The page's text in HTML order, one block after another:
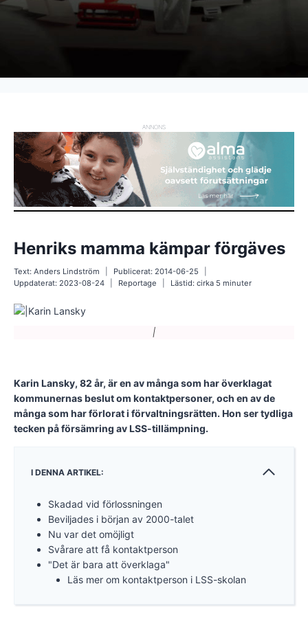
ANNONS
Henriks mamma kämpar förgäves
Text: Anders Lindström Publicerat: 2014-06-25
Uppdaterat: 2023-08-24 Reportage Lästid: cirka 5minuter
|
Karin Lansky, 82 år, är en av många som har överklagat
kommunernas beslut om kontaktpersoner, och en av de
många som har förlorat i förvaltningsrätten. Hon ser tydliga
tecken på försämring av LSS-tillämpning.
I DENNA ARTIKEL:
Skadad vid förlossningen
Beviljades i början av 2000-talet
Nu var det omöjligt
Svårare att få kontaktperson
"Det är bara att överklaga"
Läs mer om kontaktperson i LSS-skolan